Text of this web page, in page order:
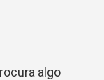
algo